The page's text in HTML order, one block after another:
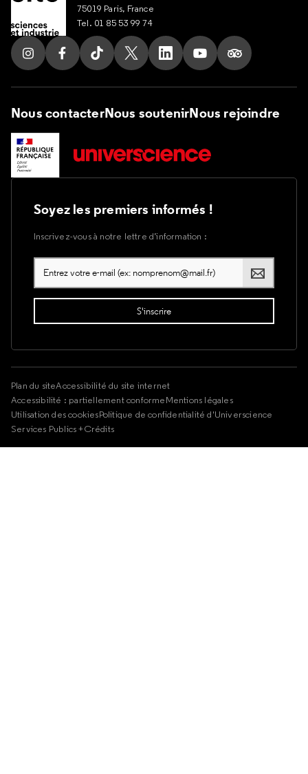
75019 Paris, France
Tel. 01 85 53 99 74
Suivez nous sur Instagram
Suivez nous sur Facebook
Suivez nous sur Tik Tok
Suivez nous sur X
Suivez nous sur LinkedIn
Suivez nous sur
Suivez nous
Nous contacterNous soutenirNous rejoindre
Soyez les premiers informés !
Inscrivez-vous à notre lettre d’information :
Plan du siteAccessibilité du site internet
Accessibilité : partiellement conformeMentions légales
Utilisation des cookiesPolitique de confidentialité d'Universcience
Services Publics +Crédits